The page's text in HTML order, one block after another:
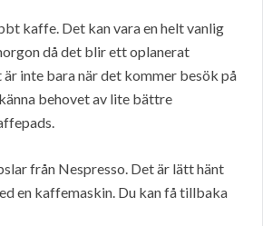
kaffe. Det kan vara en helt vanlig
då det blir ett oplanerat
inte bara när det kommer besök på
behovet av lite bättre
från Nespresso. Det är lätt hänt
en kaffemaskin. Du kan få tillbaka